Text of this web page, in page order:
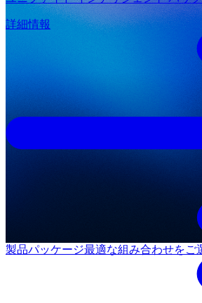
詳細情報
製品パッケージ最適な組み合わせをご